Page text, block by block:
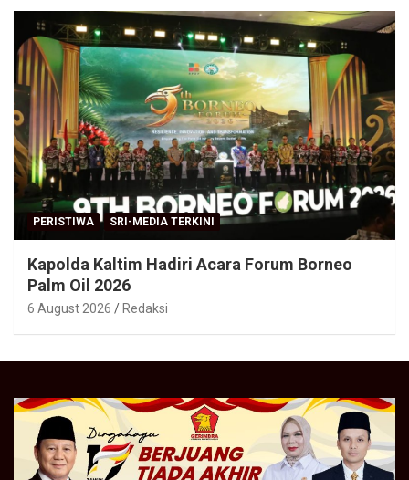
PERISTIWA SRI-MEDIA TERKINI
Kapolda Kaltim Hadiri Acara Forum Borneo
Palm Oil 2026
6 August 2026 Redaksi